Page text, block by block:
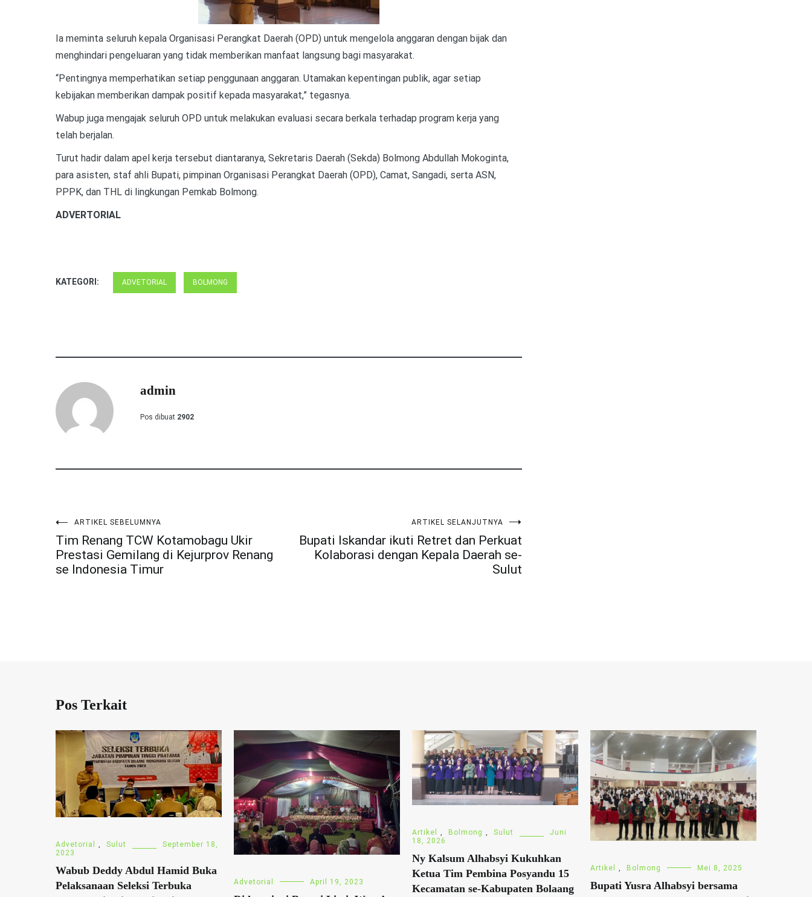
Ia meminta seluruh kepala Organisasi Perangkat Daerah (OPD) untuk mengelola anggaran dengan bijak dan
menghindari pengeluaran yang tidak memberikan manfaat langsung bagi masyarakat.
“Pentingnya memperhatikan setiap penggunaan anggaran. Utamakan kepentingan publik, agar setiap
kebijakan memberikan dampak positif kepada masyarakat,” tegasnya.
Wabup juga mengajak seluruh OPD untuk melakukan evaluasi secara berkala terhadap program kerja yang
telah berjalan.
Turut hadir dalam apel kerja tersebut diantaranya, Sekretaris Daerah (Sekda) Bolmong Abdullah Mokoginta,
para asisten, staf ahli Bupati, pimpinan Organisasi Perangkat Daerah (OPD), Camat, Sangadi, serta ASN,
PPPK, dan THL di lingkungan Pemkab Bolmong.
ADVERTORIAL
KATEGORI: ADVETORIAL BOLMONG
admin
Pos dibuat 2902
Navigasi
pos
ARTIKEL SEBELUMNYA
Tim Renang TCW Kotamobagu Ukir
Prestasi Gemilang di Kejurprov Renang
se Indonesia Timur
ARTIKEL SELANJUTNYA
Bupati Iskandar ikuti Retret dan Perkuat
Kolaborasi dengan Kepala Daerah se-
Sulut
Pos Terkait
Advetorial , Sulut
September 18,
2023
Wabub Deddy Abdul Hamid Buka
Pelaksanaan Seleksi Terbuka
Advetorial April 19, 2023
Artikel Bolmong Sulut
Juni
18, 2026
Ny Kalsum Alhabsyi Kukuhkan
Ketua Tim Pembina Posyandu 15
Kecamatan se-Kabupaten Bolaang
Artikel , Bolmong Mei 8, 2025
Bupati Yusra Alhabsyi bersama